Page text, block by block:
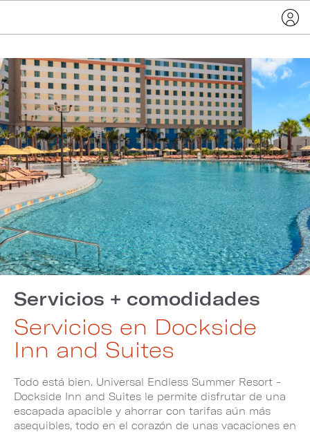
Servicios + comodidades
Servicios en Dockside
Inn and Suites
Todo está bien. Universal Endless Summer Resort -
Dockside Inn and Suites le permite disfrutar de una
escapada apacible y ahorrar con tarifas aún más
asequibles, todo en el corazón de unas vacaciones en